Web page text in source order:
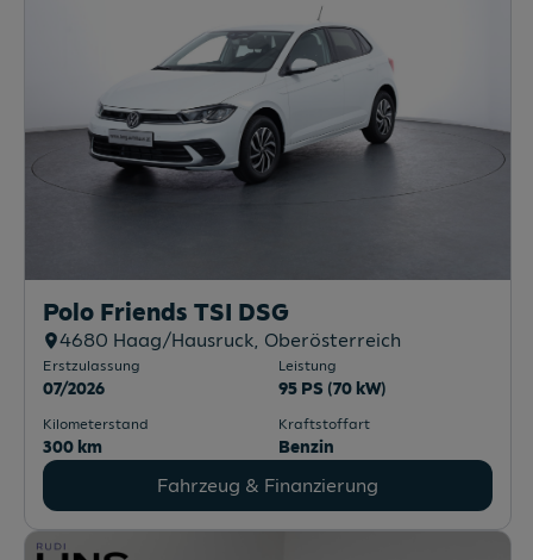
Polo Friends TSI DSG
4680 Haag/Hausruck, Oberösterreich
Erstzulassung
07/2026
Leistung
95 PS (70 kW)
Kilometerstand
300 km
Kraftstoffart
Benzin
Fahrzeug & Finanzierung